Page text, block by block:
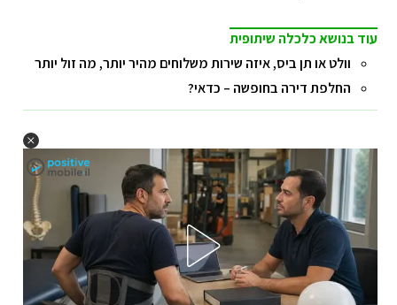
עוד בנושא כלכלה שיתופית
וולט או תן ביס, איזה שירות משלוחים מהיר יותר, מה זול יותר
החלפת דירה בחופשה – כדאי?